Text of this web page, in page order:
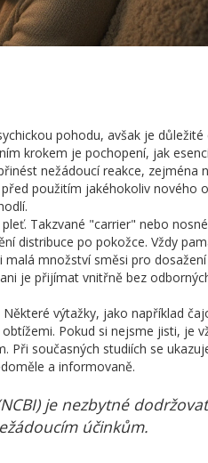
pohodu, avšak je
krokem je pochopení, jak
nežádoucí reakce, zejména
použitím jakéhokoliv nového
Takzvané "carrier" nebo
distribuce po pokožce. Vždy
množství směsi pro
je přijímat vnitřně bez
Některé výtažky, jako například
Pokud si nejsme jisti, je
současných studiích se
a informovaně.
je nezbytné
účinkům.